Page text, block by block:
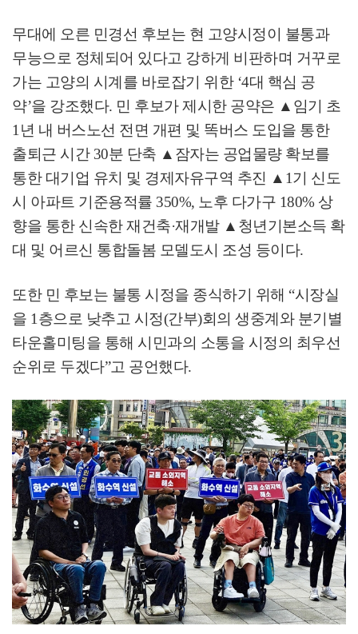
무대에 오른 민경선 후보는 현 고양시정이 불통과
무능으로 정체되어 있다고 강하게 비판하며 거꾸로
가는 고양의 시계를 바로잡기 위한 ‘4대 핵심 공
약’을 강조했다. 민 후보가 제시한 공약은 ▲ 임기 초
1 년 내 버스노선 전면 개편 및 똑버스 도입을 통한
출퇴근 시간 30분 단축 ▲ 잠자는 공업물량 확보를
통한 대기업 유치 및 경제자유구역 추진 ▲ 1기 신도
시 아파트 기준용적률 350%, 노후 다가구 180% 상
향을 통한 신속한 재건축·재개발 ▲ 청년기본소득 확
대 및 어르신 통합돌봄 모델도시 조성 등이다.
또한 민 후보는 불통 시정을 종식하기 위해 “시장실
을 1 층으로 낮추고 시정(간부)회의 생중계와 분기별
타운홀미팅을 통해 시민과의 소통을 시정의 최우선
순위로 두겠다”고 공언했다.